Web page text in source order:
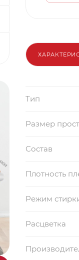
Тип
Размер
Состав
Плотность
Режим
Расцветка